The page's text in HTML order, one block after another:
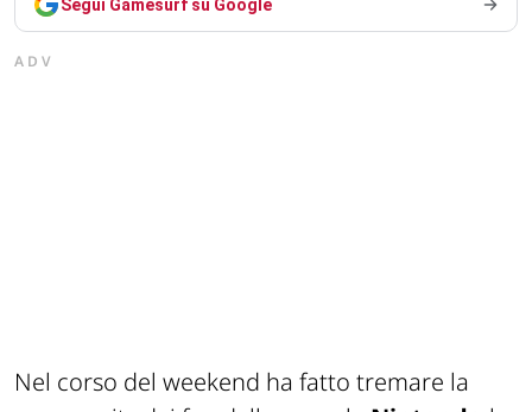
Segui Gamesurf su Google
ADV
Nel corso del weekend ha fatto tremare la